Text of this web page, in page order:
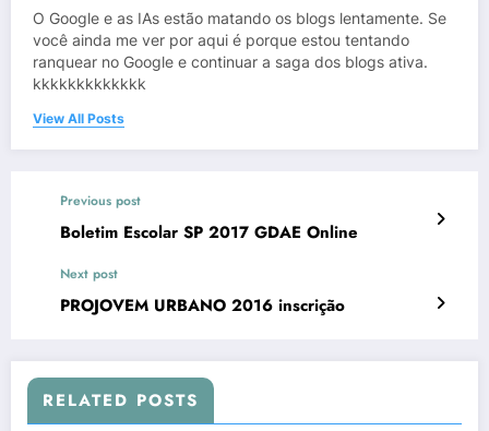
O Google e as IAs estão matando os blogs lentamente. Se
você ainda me ver por aqui é porque estou tentando
ranquear no Google e continuar a saga dos blogs ativa.
kkkkkkkkkkkkk
View All Posts
Previous post
Boletim Escolar SP 2017 GDAE Online
Next post
PROJOVEM URBANO 2016 inscrição
RELATED POSTS